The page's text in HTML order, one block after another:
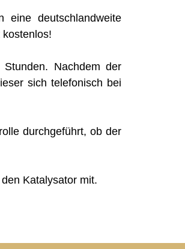
deutschlandweite
Nachdem der
sich telefonisch bei
durchgeführt, ob der
Katalysator mit.